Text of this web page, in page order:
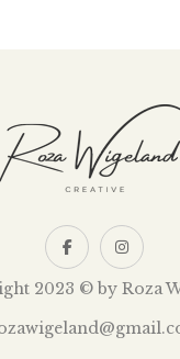
2023 © by Roza